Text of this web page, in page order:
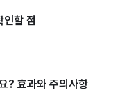
인할 점
? 효과와 주의사항